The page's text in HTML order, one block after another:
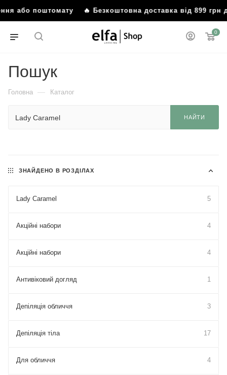
або поштомату 🔥 Безкоштовна доставка від 899
0
Пошук
Головна — Каталог
НАЙТИ
ЗНАЙДЕНО В РОЗДІЛАХ
Lady Caramel 5
Акційні набори 4
Акційні набори 4
Антивіковий догляд 1
Депіляція обличчя 3
Депіляція тіла 17
Для обличчя 4